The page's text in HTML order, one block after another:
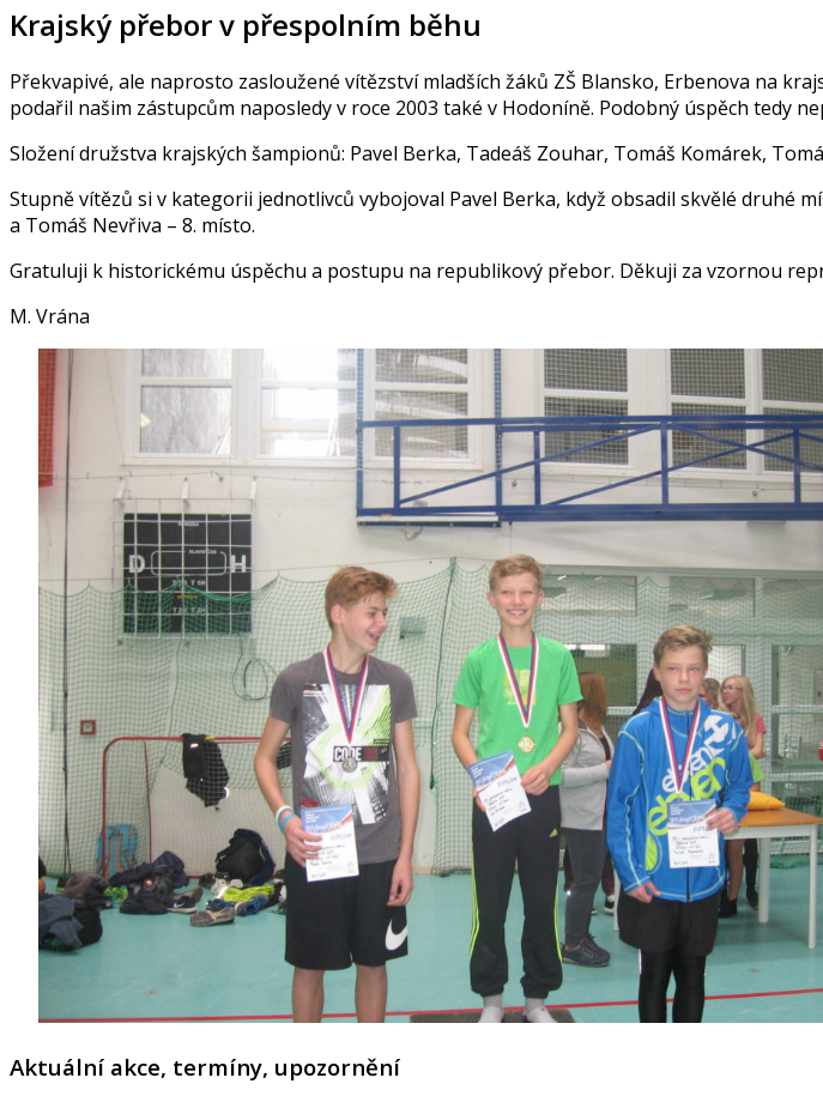
Krajský přebor v přespolním běhu
Překvapivé, ale naprosto zasloužené vítězství mladších žáků ZŠ Blansko, Erbenova na
podařil našim zástupcům naposledy v roce 2003 také v Hodoníně. Podobný úspěch tedy
Složení družstva krajských šampionů: Pavel Berka, Tadeáš Zouhar, Tomáš Komárek,
Stupně vítězů si v kategorii jednotlivců vybojoval Pavel Berka, když obsadil skvělé druhé
a Tomáš Nevřiva – 8. místo.
Gratuluji k historickému úspěchu a postupu na republikový přebor. Děkuji za vzornou
M. Vrána
Aktuální akce, termíny, upozornění